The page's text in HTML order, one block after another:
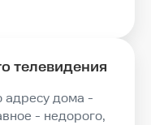
телевидения
адресу дома -
- недорого,